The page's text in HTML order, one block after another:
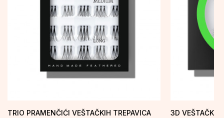
TRIO PRAMENČIĆI VEŠTAČKIH TREPAVICA
3D VEŠTAČKE